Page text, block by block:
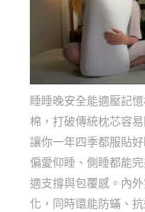
睡睡晚安全能適壓記
棉，打破傳統枕芯容
讓你一年四季都服貼
偏愛仰睡、側睡都能
適支撐與包覆感。內
化，同時還能防蟎、